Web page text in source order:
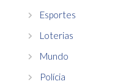
Esportes
Loterias
Mundo
Polícia